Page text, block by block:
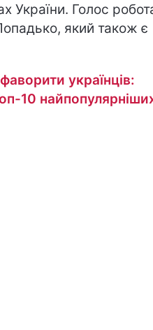
України. Голос
який також є
українців:
10